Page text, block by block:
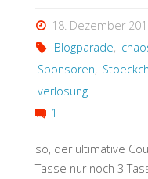
18. Dezember
Blogparade,
Sponsoren,
verlosung
1
so, der ultimative
Tasse nur noch 3